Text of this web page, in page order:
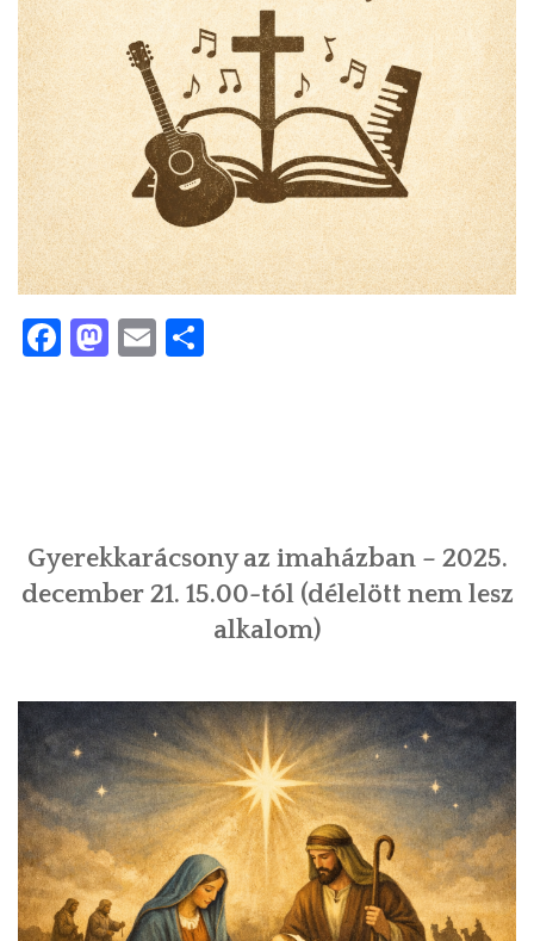
Facebook
Mastodon
Email
Gyerekkarácsony az imaházban – 2025.
december 21. 15.00-tól (délelött nem lesz
alkalom)